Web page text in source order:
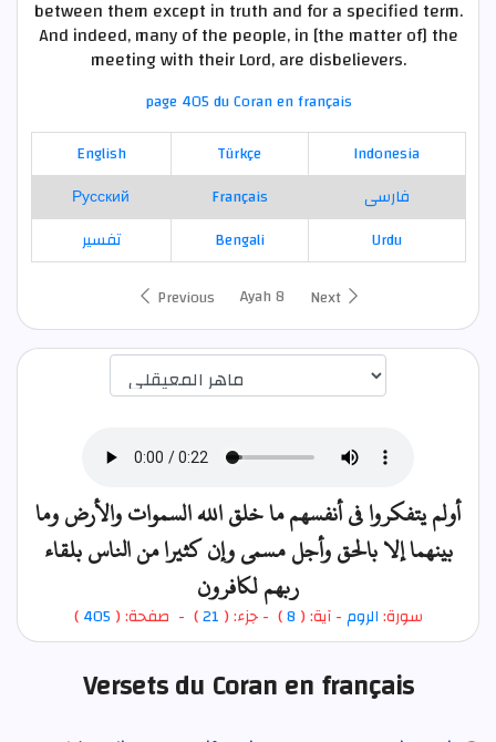
between them except in truth and for a specified term.
And indeed, many of the people, in [the matter of] the
meeting with their Lord, are disbelievers.
page 405 du Coran en français
English
Türkçe
Indonesia
Русский
Français
فارسی
تفسير
Bengali
Urdu
Previous
Ayah 8 Next
أولم يتفكروا في أنفسهم ما خلق الله السموات والأرض وما
بينهما إلا بالحق وأجل مسمى وإن كثيرا من الناس بلقاء
ربهم لكافرون
سورة:الروم- آية: ( 8
) - جزء: ( 21) - صفحة: ( 405
)
Versets du Coran en français